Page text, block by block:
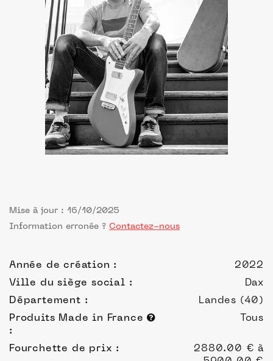
Mise à jour : 16/10/2025
Information erronée ? Contactez-nous
Année de création :
2022
Ville du siège social :
Dax
Département :
Landes (40)
Produits Made in France
:
Tous
Fourchette de prix :
2880.00 € à